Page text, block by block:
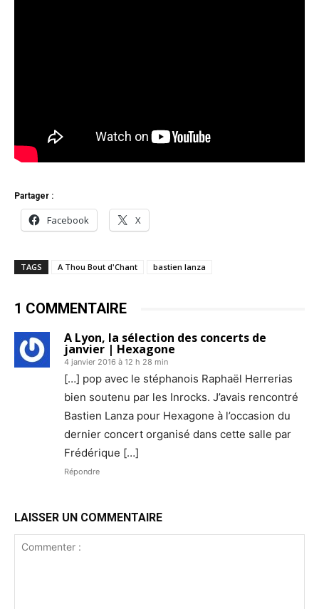
Partager :
Facebook X
TAGS A Thou Bout d'Chant bastien lanza
1 COMMENTAIRE
A Lyon, la sélection des concerts de
janvier | Hexagone
4 janvier 2016 à 12 h 28 min
[…] pop avec le stéphanois Raphaël Herrerias
bien soutenu par les Inrocks. J’avais rencontré
Bastien Lanza pour Hexagone à l’occasion du
dernier concert organisé dans cette salle par
Frédérique […]
Répondre
LAISSER UN COMMENTAIRE